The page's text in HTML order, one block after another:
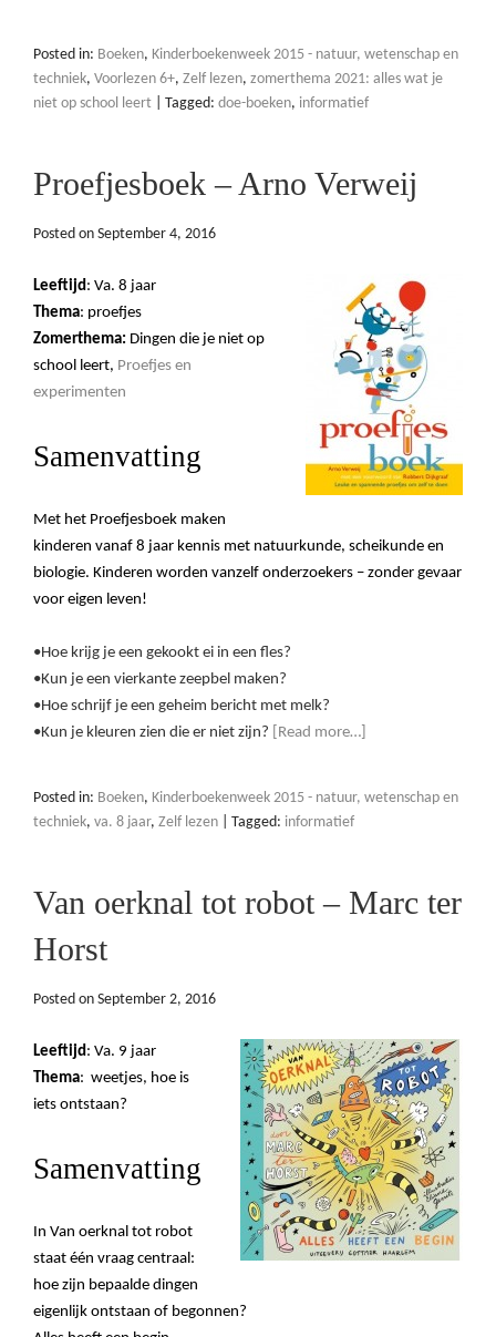
Posted in: Boeken, Kinderboekenweek 2015 - natuur, wetenschap en
techniek, Voorlezen 6+, Zelf lezen, zomerthema 2021: alles wat je
niet op school leert
Tagged: doe-boeken, informatief
Proefjesboek – Arno Verweij
Posted on September 4, 2016
Leeftijd: Va. 8 jaar
Thema: proefjes
Zomerthema: Dingen die je niet op
school leert, Proefjes en
experimenten
Samenvatting
Met het Proefjesboek maken
kinderen vanaf 8 jaar kennis met natuurkunde, scheikunde en
biologie. Kinderen worden vanzelf onderzoekers – zonder gevaar
voor eigen leven!
•Hoe krijg je een gekookt ei in een fles?
•Kun je een vierkante zeepbel maken?
•Hoe schrijf je een geheim bericht met melk?
•Kun je kleuren zien die er niet zijn?
[Read more…]
Posted in: Boeken, Kinderboekenweek 2015 - natuur, wetenschap en
techniek, va. 8 jaar, Zelf lezen Tagged: informatief
Van oerknal tot robot – Marc ter
Horst
Posted on September 2, 2016
Leeftijd: Va. 9 jaar
Thema: weetjes, hoe is
iets ontstaan?
Samenvatting
In Van oerknal tot robot
staat één vraag centraal:
hoe zijn bepaalde dingen
eigenlijk ontstaan of begonnen?